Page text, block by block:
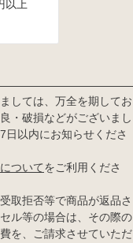
以上
しては、万全を期してお
・破損などがございまし
日以内にお知らせくださ
ついてをご利用くださ
取拒否等で商品が返品さ
ル等の場合は、その際の
を、ご請求させていただ